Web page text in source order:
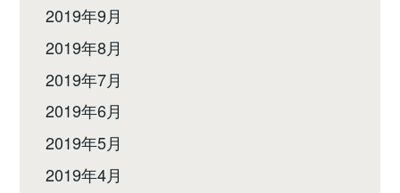
2019年9月
2019年8月
2019年7月
2019年6月
2019年5月
2019年4月